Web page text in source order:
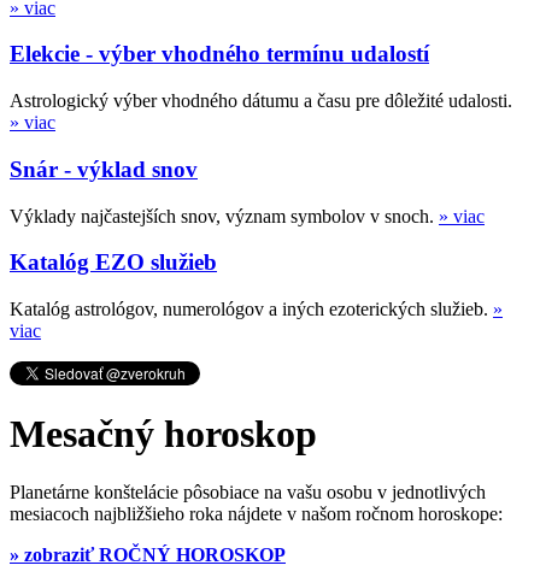
» viac
Elekcie - výber vhodného termínu udalostí
Astrologický výber vhodného dátumu a času pre dôležité udalosti.
» viac
Snár - výklad snov
Výklady najčastejších snov, význam symbolov v snoch. » viac
Katalóg EZO služieb
Katalóg astrológov, numerológov a iných ezoterických služieb. »
viac
Mesačný horoskop
Planetárne konštelácie pôsobiace na vašu osobu v jednotlivých
mesiacoch najbližšieho roka nájdete v našom ročnom horoskope:
» zobraziť ROČNÝ HOROSKOP